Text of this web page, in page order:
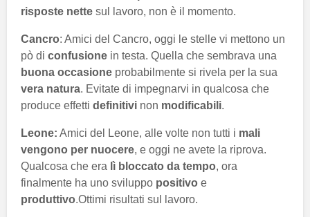
risposte nette sul lavoro, non è il momento.
Cancro: Amici del Cancro, oggi le stelle vi mettono un
pò di confusione in testa. Quella che sembrava una
buona occasione probabilmente si rivela per la sua
vera natura. Evitate di impegnarvi in qualcosa che
produce effetti definitivi non modificabili.
Leone: Amici del Leone, alle volte non tutti i mali
vengono per nuocere, e oggi ne avete la riprova.
Qualcosa che era lì bloccato da tempo, ora
finalmente ha uno sviluppo positivo e
produttivo.Ottimi risultati sul lavoro.